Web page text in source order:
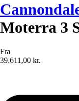
Moterra 3
Fra
39.611,00 kr.